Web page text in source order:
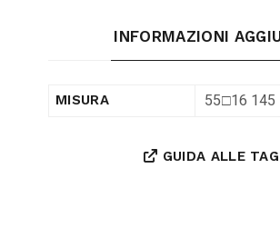
INFORMAZIONI
MISURA 55□16 145
GUIDA ALLE